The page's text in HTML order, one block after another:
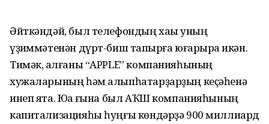
Әйткәндәй, был телефондың хаҡы уның
үҙҡиммәтенән дүрт-биш тапҡырға юғарыраҡ икән.
Тимәк, ҡалғаны “APPLE” компанияһының
хужаларының һәм алыпһатарҙарҙың кеҫәһенә
инеп ята. Юҡҡа ғына был АҠШ компанияһының
капитализацияһы һуңғы көндәрҙә 900 миллиард